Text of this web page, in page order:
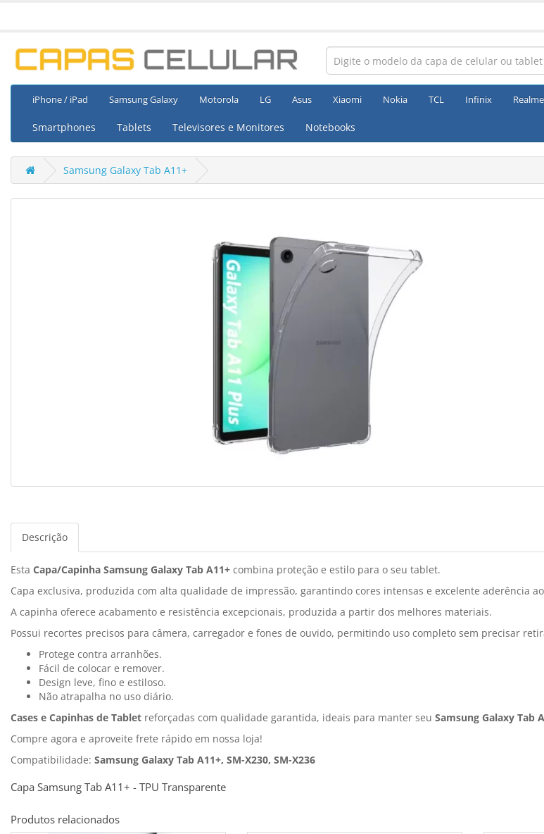
iPhone / iPad Samsung Galaxy Motorola LG Asus Xiaomi Nokia TCL Infinix Realme
Smartphones Tablets Televisores e Monitores Notebooks
Samsung Galaxy Tab A11+
Descrição
Esta Capa/Capinha Samsung Galaxy Tab A11+ combina proteção e estilo para o seu tablet.
Capa exclusiva, produzida com alta qualidade de impressão, garantindo cores intensas e excelente aderência
A capinha oferece acabamento e resistência excepcionais, produzida a partir dos melhores materiais.
Possui recortes precisos para câmera, carregador e fones de ouvido, permitindo uso completo sem precisar
Protege contra arranhões.
Fácil de colocar e remover.
Design leve, fino e estiloso.
Não atrapalha no uso diário.
Cases e Capinhas de Tablet reforçadas com qualidade garantida, ideais para manter seu Samsung Galaxy Tab
Compre agora e aproveite frete rápido em nossa loja!
Compatibilidade: Samsung Galaxy Tab A11+, SM-X230, SM-X236
Capa Samsung Tab A11+ - TPU Transparente
Produtos relacionados